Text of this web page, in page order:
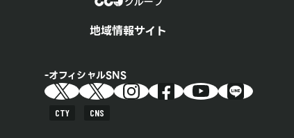
地域情報サイト
オフィシャルSNS
CTY CNS